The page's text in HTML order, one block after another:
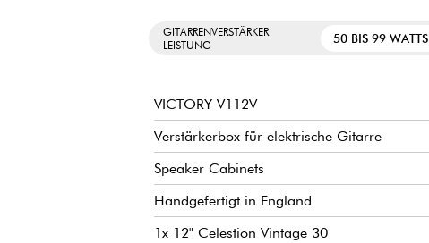
GITARRENVERSTÄRKER
LEISTUNG
50 BIS 99 WATTS
VICTORY V112V
Verstärkerbox für elektrische Gitarre
Speaker Cabinets
Handgefertigt in England
1x 12" Celestion Vintage 30